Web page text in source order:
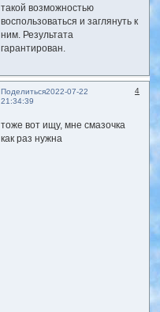
такой возможностью
воспользоваться и заглянуть к
ним. Результата
гарантирован.
Поделиться 4
2022-07-22
21:34:39
тоже вот ищу, мне смазочка
как раз нужна